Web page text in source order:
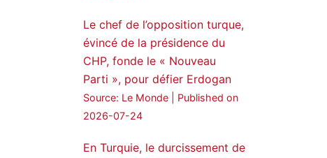
ܟܫܝܪܘܬܐ ܒܘܠܝܬܐ ܚܘܪܐ
28 249
Twitter
a retweeté
Le chef de l’opposition turque,
évincé de la présidence du
CHP, fonde le « Nouveau
Parti », pour défier Erdogan
Source: Le Monde
Published on
2026-07-24
En Turquie, le durcissement de